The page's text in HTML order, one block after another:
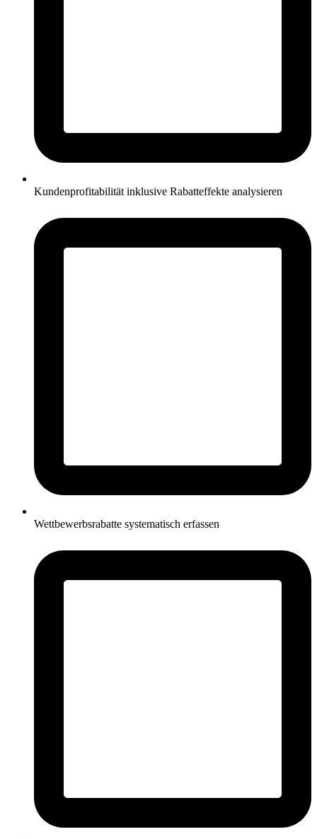
Kundenprofitabilität inklusive Rabatteffekte analysieren
Wettbewerbsrabatte systematisch erfassen